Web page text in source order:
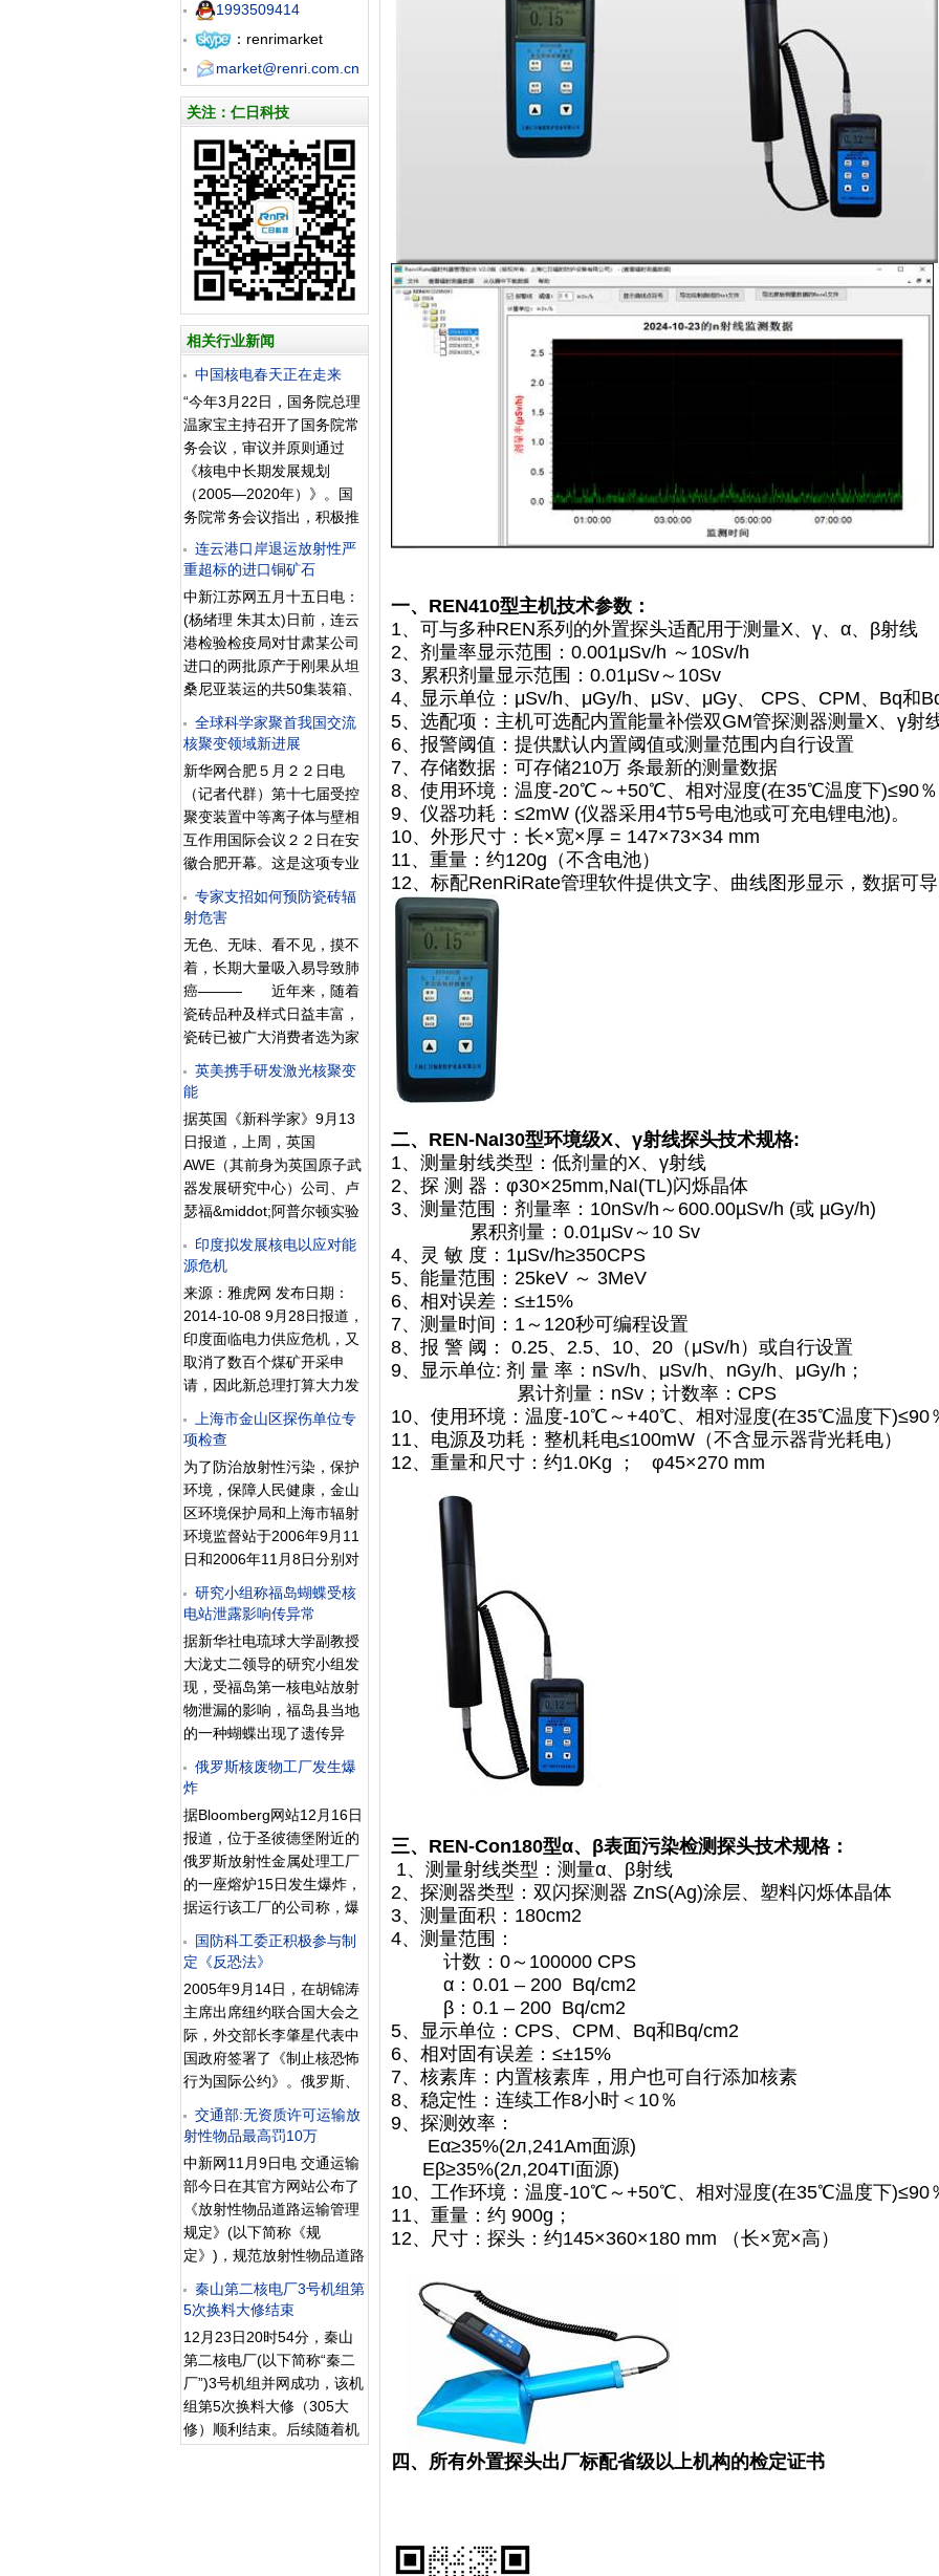
1993509414
：renrimarket
market@renri.com.cn
关注：仁日科技
相关行业新闻
中国核电春天正在走来
“今年3月22日，国务院总理
温家宝主持召开了国务院常
务会议，审议并原则通过
《核电中长期发展规划
（2005—2020年）》。国
务院常务会议指出，积极推
进核电建设，是国家重要的
能源战略，对于满足经济和
社会发展不断增长的能源需
求，实现能源、经济和生态
环境协调发展，提升我国综
合经济实力和工业技术水
平，具有重要意义。”在中国
核学会日前组织的核能发展
与核安全座谈会上，中国工
程院院士、中国核学会副理
事长钱绍钧表示，“这是我国
发展核电的第一份中长期规
划，对我国今后若干年核能
事业的发展具有重要的意
义。” &nb
连云港口岸退运放射性严
重超标的进口铜矿石
中新江苏网五月十五日电：
(杨绪理 朱其太)日前，连云
港检验检疫局对甘肃某公司
进口的两批原产于刚果从坦
桑尼亚装运的共50集装箱、
1214.148吨，货值109.75万
美元的铜矿石实施检验检
标，依据有关规定对这两批
货物作退运处理。 4月9
日，连云港检验检疫局检验
检疫人员按照规定对甘肃某
公司进口的两批铜矿石进行
放射性检测时，发现有8只
集装箱放射性超标，γ射线剂
量当量率最高达本底值60
倍。为了保护人身安全和环
境，检验检疫人员立即封存
了货物，并设置了警戒线。
日前，连云港局根据《中华
法》及其实施条例和相关规
定，出具了检验证书将该两
批货物移交海关全部作退运
处理。 20
全球科学家聚首我国交流
核聚变领域新进展
新华网合肥５月２２日电
（记者代群）第十七届受控
聚变装置中等离子体与壁相
互作用国际会议２２日在安
徽合肥开幕。这是这项专业
性学术会议第一次在发展中
国家召开。 等离子表面相互
议是一个系列专业学术会
议，每两年举行一次，前十
六届均在发达国家召开，主
办者主要为美国、法国、德
国、日本等国重要的核聚变
研究所、大学或重点实验
室。 首次在中国召开的本届
会议由中国科学院等离子体
物理研究所主办，吸引了来
自２３个国家的近４００位
代表。 什么是核聚变研究
呢？人们认识热核聚变是从
专家支招如何预防瓷砖辐
射危害
无色、无味、看不见，摸不
着，长期大量吸入易导致肺
癌——— 近年来，随着
瓷砖品种及样式日益丰富，
瓷砖已被广大消费者选为家
庭装修必不可少的部件。但
是近日，国家工商总局公布
量水平的监测结果，结果显
示，仍有一成多产品辐射超
标。 瓷砖的辐射到底从
何而来？超标辐射对人体会
有什么样的危害？消费者有
没有办法分辨瓷砖质量的好
坏？三位专家给了记者科学
的解答。 新闻背景
瓷砖抽样检测达标率为
88.6% 国家工商行政管
理总局3月发布了流通领域
瓷质砖商品质量监测情况通
山、福建福州、江苏南京、
四川成都、山东临沂等5个
城市11个建材市场75家经销
单位
英美携手研发激光核聚变
能
据英国《新科学家》9月13
日报道，上周，英国
AWE（其前身为英国原子武
器发展研究中心）公司、卢
瑟福&middot;阿普尔顿实验
室和美国加州劳伦斯
&middot;利弗摩尔国家实验
携手研发激光核聚变作为清
洁能源。 当氘、氚等较轻元
素的原子核相遇时会聚合成
较重的原子核，并释放出巨
大能量，这一过程就是核聚
变。人工控制的持续聚变反
应可分为磁约束核聚变和惯
性约束核聚变（分为激光核
聚变、粒子束核聚变和电流
脉冲核聚变3类）两大类。
目前，英国卡拉姆的欧洲联
合环形加速器（JET）以及
的国际热核聚变实验堆
（ITER）计划使用的都是磁
约束核聚变装置。磁约束核
聚变使用强大的电
印度拟发展核电以应对能
源危机
来源：雅虎网 发布日期：
2014-10-08 9月28日报道，
印度面临电力供应危机，又
取消了数百个煤矿开采申
请，因此新总理打算大力发
展核电，但他还面临着国内
和国外的双重质疑。煤电占
但停电是很通常的，随着经
济的发展和中产阶级的扩
大，印度对能源的需求十分
旺盛。周三，最高法院以不
合法为由，取消了200个煤
矿开采申请，更增大了能源
压力。 总理莫迪为实现
竞选时的承诺重振印度经
济，已将核电列入优先发展
目标，但是若要成功，他必
须使印度大众相信核电是安
全的，打消国外对于不扩散
度所需要的铀资源和技
术。 印度至今还有4亿
人无法用电，20
上海市金山区探伤单位专
项检查
为了防治放射性污染，保护
环境，保障人民健康，金山
区环境保护局和上海市辐射
环境监督站于2006年9月11
日和2006年11月8日分别对
上海石化安装检修公司（现
更名为中国核工业第五建设
石化金探无损检测有限公司
进行检查，2006年11月17
日，金山区环保局对区内另
外10家单位进行检查。 本次
检查的主要内容有：环境影
响评价手续，辐射安全许可
证及许可范围，放射源购
买、使用登记台帐，从事辐
射工作人员的健康档案与培
训制度执行，反射源安全管
理机构、规章制度和操作规
程，辐射防护工作人员、辐
备情况，放射源储存场所安
全防护、辐射防护设施
研究小组称福岛蝴蝶受核
电站泄露影响传异常
据新华社电琉球大学副教授
大泷丈二领导的研究小组发
现，受福岛第一核电站放射
物泄漏的影响，福岛县当地
的一种蝴蝶出现了遗传异
常。 这种蝴蝶名为酢浆灰
蝶，常出现在人们生活场所
成虫整年都可见到。 去年3
月福岛第一核电站因地震和
海啸破坏而发生严重核泄
漏。同年5月和9月，研究小
组在福岛县、茨城县、东京
都等多个地点采集酢浆灰
蝶。他们让5月份采集的144
只酢浆灰蝶产卵并孵化出幼
虫。在培育这些幼虫的过程
中发现，磐城市和广野町等
福岛县境内的酢浆灰蝶子代
死亡率比其他地区要高，而
雄蝶翅膀的尺寸越小。 在福
岛县酢浆灰蝶的子代中，约
20%的翅膀颜色搭配和斑点
数量出现异常，发生异常的
频率是其亲代的
俄罗斯核废物工厂发生爆
炸
据Bloomberg网站12月16日
报道，位于圣彼德堡附近的
俄罗斯放射性金属处理工厂
的一座熔炉15日发生爆炸，
据运行该工厂的公司称，爆
炸导致1名工人死亡，2人受
伤。 负责工厂运行的
于熔化不锈钢的熔炉当地时
间15日凌晨3：20发生爆
炸。俄罗斯核能机构16日称
工厂地区和邻近的列宁格勒
地区的核电站的放射性水平
尚属正常。
国防科工委正积极参与制
定《反恐法》
2005年9月14日，在胡锦涛
主席出席纽约联合国大会之
际，外交部长李肇星代表中
国政府签署了《制止核恐怖
行为国际公约》。俄罗斯、
美国、法国、加拿大等国都
在同一天签署了这项公约。
个签署国批准后生效。
此举表明了我国政府反对一
切形式的恐怖主义、支持完
善国际反恐法律框架的一贯
立场，昭示了中国政府致力
于依法采取实际步骤打击恐
怖主义的决心。 第59届
联大今年4月通过的《制止
核恐怖行为国际公约》，是
联合国制定的第13项反恐公
约，也是第一项旨在打击核
恐怖主义罪行的国际公约。
该公约首次界定了核恐怖犯
交通部:无资质许可运输放
射性物品最高罚10万
中新网11月9日电 交通运输
部今日在其官方网站公布了
《放射性物品道路运输管理
规定》(以下简称《规
定》)，规范放射性物品道路
运输活动，保障人民生命财
产安全和保护环境，特别规
性物品道路运输的，最高可
被处10万元罚款。 根据
《规定》，所谓放射性物
品，是指含有放射性核素，
并且其活度和比活度均高于
秦山第二核电厂3号机组第
5次换料大修结束
12月23日20时54分，秦山
第二核电厂(以下简称“秦二
厂”)3号机组并网成功，该机
组第5次换料大修（305大
修）顺利结束。后续随着机
一、REN410型主机技术参数：
1、可与多种REN系列的外置探头适配用于测量X、γ、α、β射线
2、剂量率显示范围：0.001μSv/h ～10Sv/h
3、累积剂量显示范围：0.01μSv～10Sv
4、显示单位：μSv/h、μGy/h、μSv、μGy、 CPS、CPM、Bq和
5、选配项：主机可选配内置能量补偿双GM管探测器测量X、γ射
6、报警阈值：提供默认内置阈值或测量范围内自行设置
7、存储数据：可存储210万 条最新的测量数据
8、使用环境：温度-20℃～+50℃、相对湿度(在35℃温度下)≤90％
9、仪器功耗：≤2mW (仪器采用4节5号电池或可充电锂电池)。
10、外形尺寸：长×宽×厚 = 147×73×34 mm
11、重量：约120g（不含电池）
12、标配RenRiRate管理软件提供文字、曲线图形显示，数据可
二、REN-NaI30型环境级X、γ射线探头技术规格:
1、测量射线类型：低剂量的X、γ射线
2、探 测 器：φ30×25mm,NaI(TL)闪烁晶体
3、测量范围：剂量率：10nSv/h～600.00µSv/h (或 µGy/h)
累积剂量：0.01μSv～10 Sv
4、灵 敏 度：1μSv/h≥350CPS
5、能量范围：25keV ～ 3MeV
6、相对误差：≤±15%
7、测量时间：1～120秒可编程设置
8、报 警 阈： 0.25、2.5、10、20（μSv/h）或自行设置
9、显示单位: 剂 量 率：nSv/h、μSv/h、nGy/h、μGy/h；
累计剂量：nSv；计数率：CPS
10、使用环境：温度-10℃～+40℃、相对湿度(在35℃温度下)≤90
11、电源及功耗：整机耗电≤100mW（不含显示器背光耗电）
12、重量和尺寸：约1.0Kg ； φ45×270 mm
三、REN-Con180型α、β表面污染检测探头技术规格：
1、测量射线类型：测量α、β射线
2、探测器类型：双闪探测器 ZnS(Ag)涂层、塑料闪烁体晶体
3、测量面积：180cm2
4、测量范围：
计数：0～100000 CPS
α：0.01 – 200 Bq/cm2
β：0.1 – 200 Bq/cm2
5、显示单位：CPS、CPM、Bq和Bq/cm2
6、相对固有误差：≤±15%
7、核素库：内置核素库，用户也可自行添加核素
8、稳定性：连续工作8小时＜10％
9、探测效率：
Eα≥35%(2л,241Am面源)
Eβ≥35%(2л,204TI面源)
10、工作环境：温度-10℃～+50℃、相对湿度(在35℃温度下)≤90
11、重量：约 900g；
12、尺寸：探头：约145×360×180 mm （长×宽×高）
四、所有外置探头出厂标配省级以上机构的检定证书